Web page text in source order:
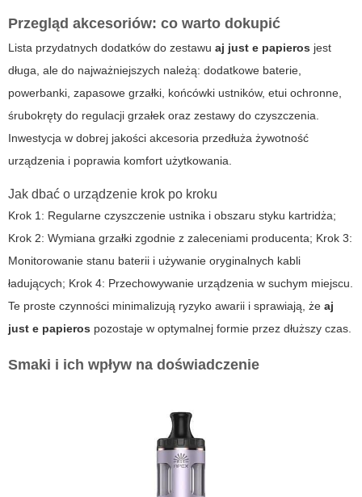
Przegląd akcesoriów: co warto dokupić
Lista przydatnych dodatków do zestawu aj just e papieros jest
długa, ale do najważniejszych należą: dodatkowe baterie,
powerbanki, zapasowe grzałki, końcówki ustników, etui ochronne,
śrubokręty do regulacji grzałek oraz zestawy do czyszczenia.
Inwestycja w dobrej jakości akcesoria przedłuża żywotność
urządzenia i poprawia komfort użytkowania.
Jak dbać o urządzenie krok po kroku
Krok 1: Regularne czyszczenie ustnika i obszaru styku kartridża;
Krok 2: Wymiana grzałki zgodnie z zaleceniami producenta; Krok 3:
Monitorowanie stanu baterii i używanie oryginalnych kabli
ładujących; Krok 4: Przechowywanie urządzenia w suchym miejscu.
Te proste czynności minimalizują ryzyko awarii i sprawiają, że aj
just e papieros pozostaje w optymalnej formie przez dłuższy czas.
Smaki i ich wpływ na doświadczenie